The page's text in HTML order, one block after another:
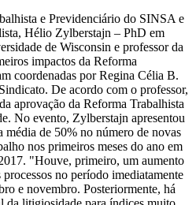
e Previdenciário do SINSA e
Hélio Zylberstajn – PhD em
de Wisconsin e professor da
impactos da Reforma
coordenadas por Regina Célia B.
De acordo com o professor,
aprovação da Reforma Trabalhista
No evento, Zylberstajn apresentou
média de 50% no número de novas
nos primeiros meses do ano em
"Houve, primeiro, um aumento
no período imediatamente
e novembro. Posteriormente, há